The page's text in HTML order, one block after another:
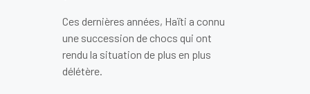
Ces dernières années, Haïti a connu
une succession de chocs qui ont
rendu la situation de plus en plus
délétère.